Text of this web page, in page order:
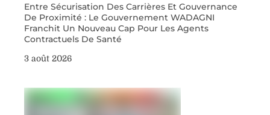
Entre Sécurisation Des Carrières Et Gouvernance
De Proximité : Le Gouvernement WADAGNI
Franchit Un Nouveau Cap Pour Les Agents
Contractuels De Santé
3 août 2026